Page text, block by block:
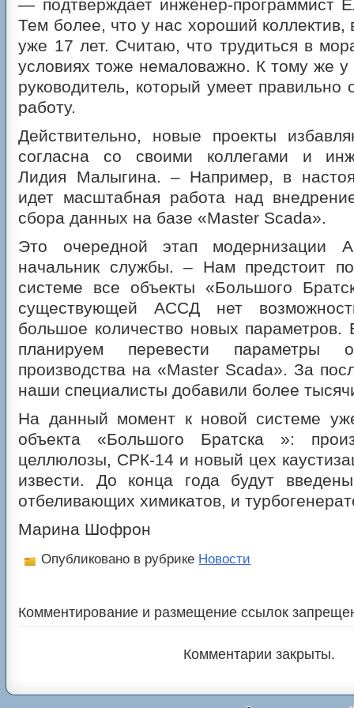
— подтверждает инженер-программист
Тем более, что у нас хороший коллектив,
уже 17 лет. Считаю, что трудиться в
условиях тоже немаловажно. К тому же
руководитель, который умеет правильно
работу.
Действительно, новые проекты
согласна со своими коллегами и
Лидия Малыгина. – Например, в
идет масштабная работа над
сбора данных на базе «Master Scada».
Это очередной этап модернизации
начальник службы. – Нам предстоит
системе все объекты «Большого
существующей АССД нет
большое количество новых
планируем перевести параметры
производства на «Master Scada». За
наши специалисты добавили более
На данный момент к новой системе
объекта «Большого Братска »:
целлюлозы, СРК-14 и новый цех
извести. До конца года будут
отбеливающих химикатов, и
Марина Шофрон
Опубликовано в рубрике Новости
Комментирование и размещение ссылок
Комментарии закрыты.